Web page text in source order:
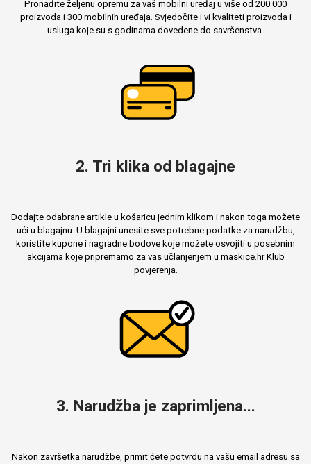
Pronađite željenu opremu za vaš mobilni uređaj u više od 200.000
proizvoda i 300 mobilnih uređaja. Svjedočite i vi kvaliteti proizvoda i
usluga koje su s godinama dovedene do savršenstva.
2. Tri klika od blagajne
Dodajte odabrane artikle u košaricu jednim klikom i nakon toga možete
ući u blagajnu. U blagajni unesite sve potrebne podatke za narudžbu,
koristite kupone i nagradne bodove koje možete osvojiti u posebnim
akcijama koje pripremamo za vas učlanjenjem u maskice.hr Klub
povjerenja.
3. Narudžba je zaprimljena...
Nakon završetka narudžbe, primit ćete potvrdu na vašu email adresu sa
Mix